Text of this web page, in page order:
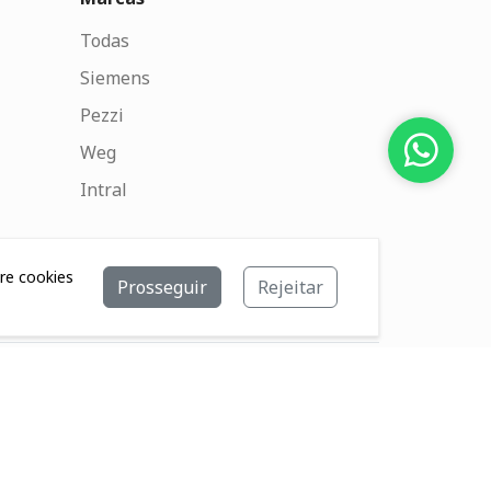
Todas
Siemens
Pezzi
Weg
Intral
cookies
Prosseguir Rejeitar